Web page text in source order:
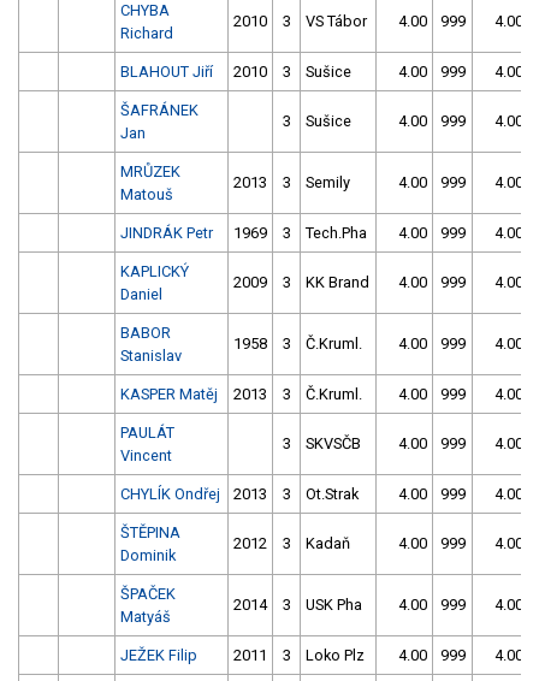
CHYBA
Richard
2010 3 VS Tábor 4.00 999 4.00
BLAHOUT Jiří 2010 3 Sušice 4.00 999 4.00
ŠAFRÁNEK
Jan
3 Sušice 4.00 999 4.00
MRŮZEK
Matouš
2013 3 Semily 4.00 999 4.00
JINDRÁK Petr 1969 3 Tech.Pha 4.00 999 4.00
KAPLICKÝ
Daniel
2009 3 KK Brand 4.00 999 4.00
BABOR
Stanislav
1958 3 Č.Kruml. 4.00 999 4.00
KASPER Matěj 2013 3 Č.Kruml. 4.00 999 4.00
PAULÁT
Vincent
3 SKVSČB 4.00 999 4.00
CHYLÍK Ondřej 2013 3 Ot.Strak 4.00 999 4.00
ŠTĚPINA
Dominik
2012 3 Kadaň 4.00 999 4.00
ŠPAČEK
Matyáš
2014 3 USK Pha 4.00 999 4.00
JEŽEK Filip 2011 3 Loko Plz 4.00 999 4.00